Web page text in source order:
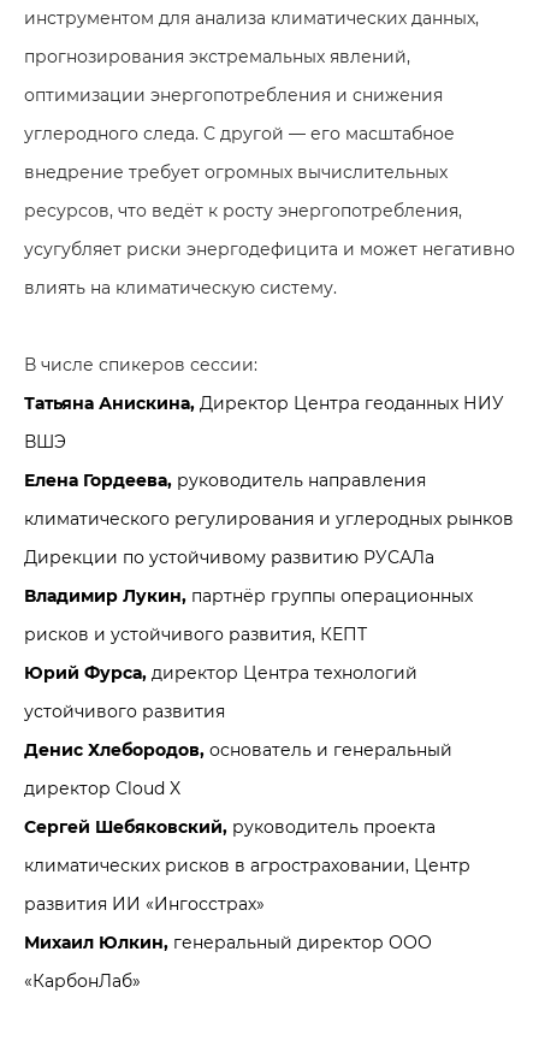
инструментом для анализа климатических данных,
прогнозирования экстремальных явлений,
оптимизации энергопотребления и снижения
углеродного следа. С другой — его масштабное
внедрение требует огромных вычислительных
ресурсов, что ведёт к росту энергопотребления,
усугубляет риски энергодефицита и может негативно
влиять на климатическую систему.
В числе спикеров сессии:
Татьяна Анискина, Директор Центра геоданных НИУ
ВШЭ
Елена Гордеева, руководитель направления
климатического регулирования и углеродных рынков
Дирекции по устойчивому развитию РУСАЛа
Владимир Лукин, партнёр группы операционных
рисков и устойчивого развития, КЕПТ
Юрий Фурса, директор Центра технологий
устойчивого развития
Денис Хлебородов, основатель и генеральный
директор Cloud X
Сергей Шебяковский, руководитель проекта
климатических рисков в агростраховании, Центр
развития ИИ «Ингосстрах»
Михаил Юлкин, генеральный директор ООО
«КарбонЛаб»